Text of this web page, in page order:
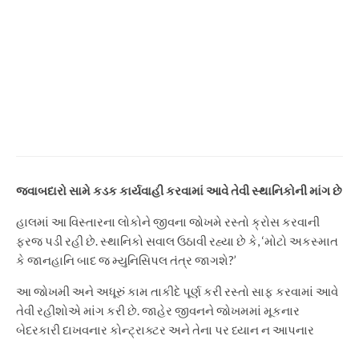
જવાબદારો સામે કડક કાર્યવાહી કરવામાં આવે તેવી સ્થાનિકોની માંગ છે
હાલમાં આ વિસ્તારના લોકોને જીવના જોખમે રસ્તો ક્રોસ કરવાની
ફરજ પડી રહી છે. સ્થાનિકો સવાલ ઉઠાવી રહ્યા છે કે, ‘મોટો અકસ્માત
કે જાનહાનિ બાદ જ મ્યુનિસિપલ તંત્ર જાગશે?’
આ જોખમી અને અધૂરું કામ તાકીદે પૂર્ણ કરી રસ્તો સાફ કરવામાં આવે
તેવી રહીશોએ માંગ કરી છે. જાહેર જીવનને જોખમમાં મૂકનાર
બેદરકારી દાખવનાર કોન્ટ્રાક્ટર અને તેના પર ધ્યાન ન આપનાર